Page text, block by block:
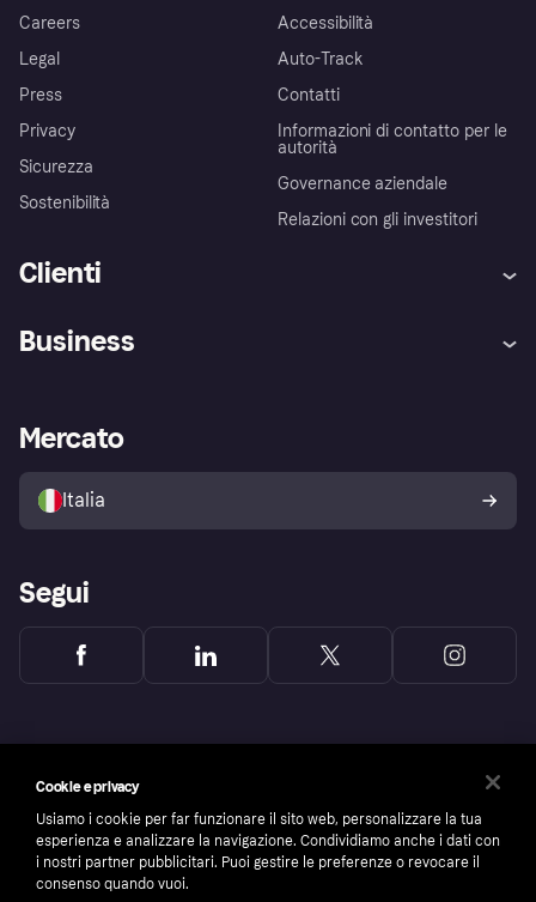
Careers
Legal
Press
Privacy
Sicurezza
Sostenibilità
Accessibilità
Auto-Track
Contatti
Informazioni di contatto per le
autorità
Governance aziendale
Relazioni con gli investitori
Clienti
Assistenza
Esplora i negozi
Politica di protezione
dell'acquirente Klarna
Business
Accesso aziende
Mercato
Italia
Segui
Cookie e privacy
Usiamo i cookie per far funzionare il sito web, personalizzare la tua
esperienza e analizzare la navigazione. Condividiamo anche i dati con
i nostri partner pubblicitari. Puoi gestire le preferenze o revocare il
consenso quando vuoi.